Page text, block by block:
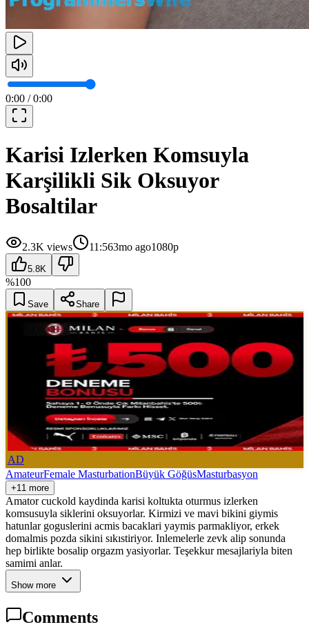
0:00 /0:00
Karisi Izlerken Komsuyla
Karşilikli Sik Oksuyor
Bosaltilar
2.3K views 11:563mo ago1080p
5.8K
%100
Save Share
AD
AmateurFemale MasturbationBüyük GöğüsMasturbasyon
+11 more
Amator cuckold kaydinda karisi koltukta oturmus izlerken
komsusuyla siklerini oksuyorlar. Kirmizi ve mavi bikini giymis
hatunlar goguslerini acmis bacaklari yaymis parmakliyor, erkek
domalmis pozda sikini sıkıstiriyor. Inlemelerle zevk alip sonunda
hep birlikte bosalip orgazm yasiyorlar. Teşekkur mesajlariyla biten
samimi anlar.
Show more
Comments